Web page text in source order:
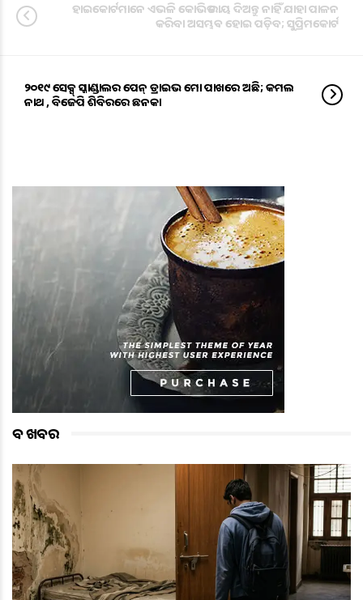
ହାଇକୋର୍ଟମାନେ ଏଭଳି କୋଭିଡ ରାୟ ଦିଅନ୍ତୁ ନାହିଁ ଯାହା ପାଳନ
କରିବା ଅସମ୍ଭଵ ହୋଇ ପଡ଼ିବ; ସୁପ୍ରିମକୋର୍ଟ
୨୦୧୯ ସେକ୍ସ୍ ସ୍କାଣ୍ଡାଲର ପେନ୍ ଡ୍ରାଇଭ ମୋ ପାଖରେ ଅଛି; କମଲ
ନାଥ , ବିଜେପି ଶିବିରରେ ଛନକା
ବଡ ଖବର